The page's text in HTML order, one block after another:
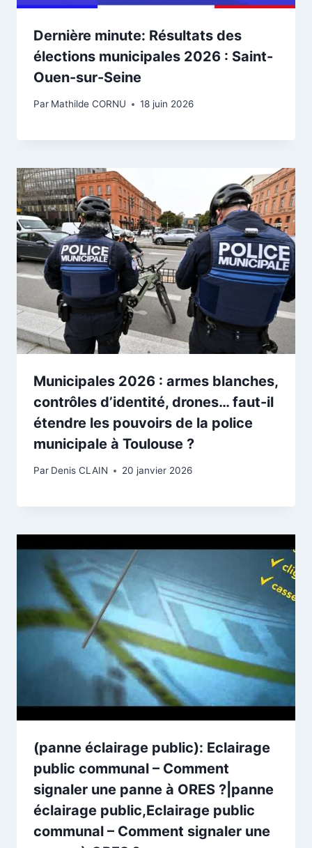
Dernière minute: Résultats des
élections municipales 2026 : Saint-
Ouen-sur-Seine
Par Mathilde CORNU 18 juin 2026
Municipales 2026 : armes blanches,
contrôles d’identité, drones… faut-il
étendre les pouvoirs de la police
municipale à Toulouse ?
Par Denis CLAIN 20 janvier 2026
(panne éclairage public): Eclairage
public communal – Comment
signaler une panne à ORES ?|panne
éclairage public,Eclairage public
communal – Comment signaler une